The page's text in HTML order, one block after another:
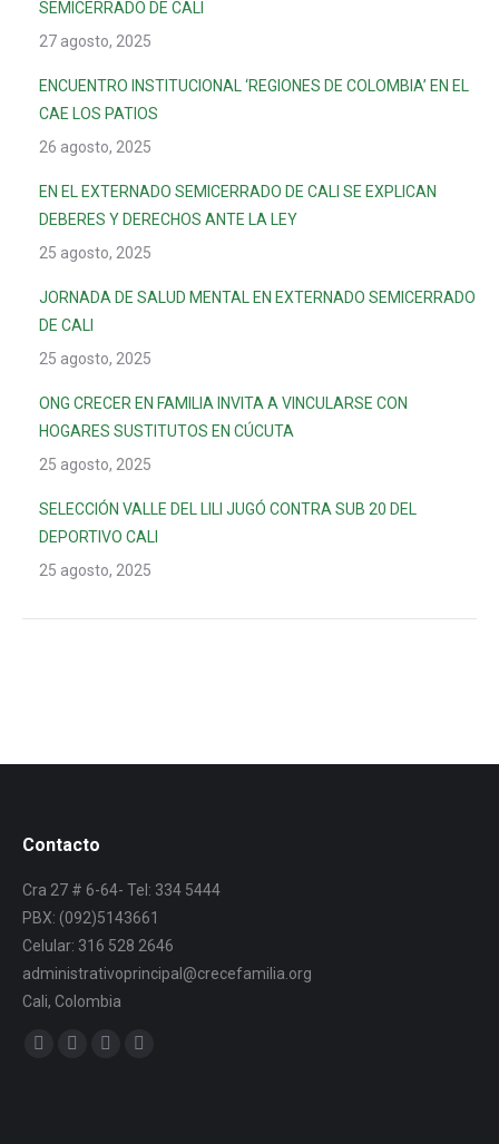
SEMICERRADO DE CALI
27 agosto, 2025
ENCUENTRO INSTITUCIONAL ‘REGIONES DE COLOMBIA’ EN EL
CAE LOS PATIOS
26 agosto, 2025
EN EL EXTERNADO SEMICERRADO DE CALI SE EXPLICAN
DEBERES Y DERECHOS ANTE LA LEY
25 agosto, 2025
JORNADA DE SALUD MENTAL EN EXTERNADO SEMICERRADO
DE CALI
25 agosto, 2025
ONG CRECER EN FAMILIA INVITA A VINCULARSE CON
HOGARES SUSTITUTOS EN CÚCUTA
25 agosto, 2025
SELECCIÓN VALLE DEL LILI JUGÓ CONTRA SUB 20 DEL
DEPORTIVO CALI
25 agosto, 2025
Contacto
Cra 27 # 6-64- Tel: 334 5444
PBX: (092)5143661
Celular: 316 528 2646
administrativoprincipal@crecefamilia.org
Cali, Colombia
Find us on: